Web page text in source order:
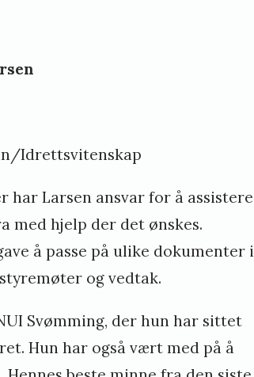
Idrettsvitenskap
har Larsen ansvar for å assistere
med hjelp der det ønskes.
å passe på ulike dokumenter i
og vedtak.
Svømming, der hun har sittet
Hun har også vært med på å